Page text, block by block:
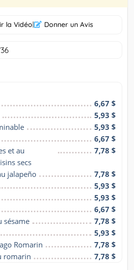
la Vidéo| Donner un Avis
6,67 $
5,93 $
5,93 $
6,67 $
et au
secs
7,78 $
jalapeño
7,78 $
5,93 $
5,93 $
6,67 $
sésame
7,78 $
5,93 $
Romarin
7,78 $
romarin
7,78 $